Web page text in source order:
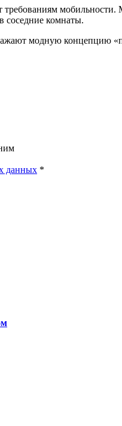
соседние комнаты.
модную концепцию
данных *